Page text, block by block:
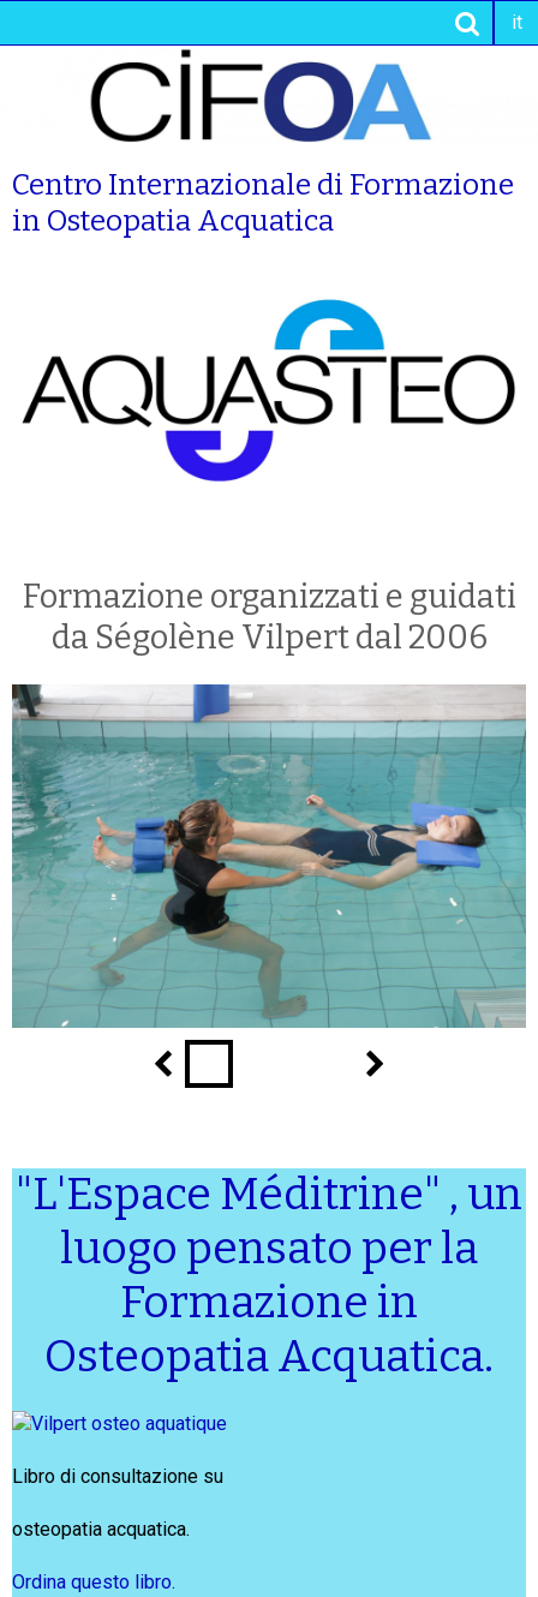
it
Centro Internazionale di Formazione
in Osteopatia Acquatica
Formazione organizzati e guidati
da Ségolène Vilpert dal 2006
"L'Espace Méditrine" , un
luogo pensato per la
Formazione in
Osteopatia Acquatica.
Libro di consultazione su
osteopatia acquatica.
Ordina questo libro.